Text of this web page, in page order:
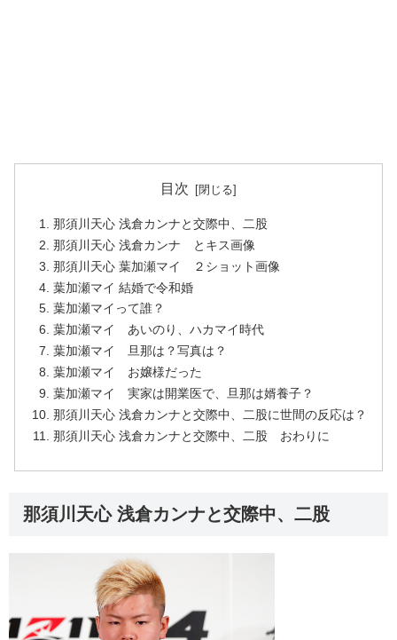
目次
那須川天心 浅倉カンナと交際中、二股
那須川天心 浅倉カンナ とキス画像
那須川天心 葉加瀬マイ ２ショット画像
葉加瀬マイ 結婚で令和婚
葉加瀬マイって誰？
葉加瀬マイ あいのり、ハカマイ時代
葉加瀬マイ 旦那は？写真は？
葉加瀬マイ お嬢様だった
葉加瀬マイ 実家は開業医で、旦那は婿養子？
那須川天心 浅倉カンナと交際中、二股に世間の反応は？
那須川天心 浅倉カンナと交際中、二股 おわりに
那須川天心 浅倉カンナと交際中、二股